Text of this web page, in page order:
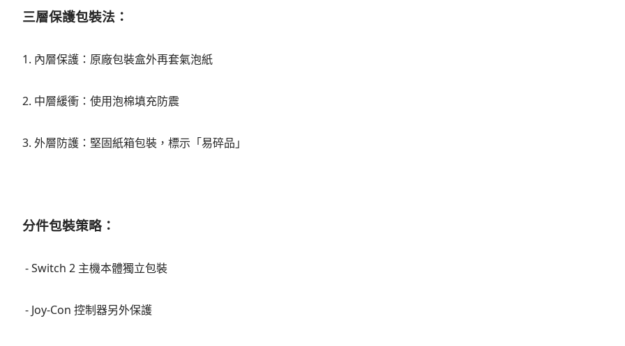
三層保護包裝法：
1. 內層保護：原廠包裝盒外再套氣泡紙
2. 中層緩衝：使用泡棉填充防震
3. 外層防護：堅固紙箱包裝，標示「易碎品」
分件包裝策略：
- Switch 2 主機本體獨立包裝
- Joy-Con 控制器另外保護